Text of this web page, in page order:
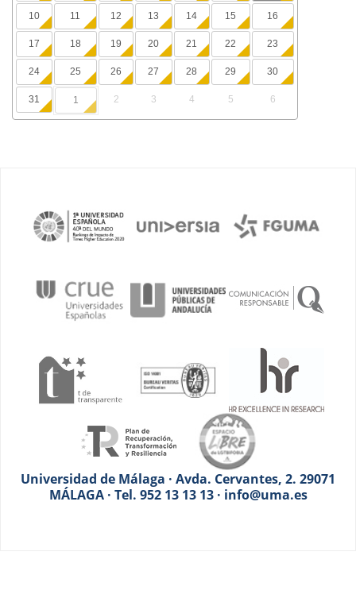
10 11 12 13 14 15 16
17 18 19 20 21 22 23
24 25 26 27 28 29 30
31 1 2 3 4 5 6
Universidad de Málaga · Avda. Cervantes, 2. 29071
MÁLAGA · Tel. 952 13 13 13 · info@uma.es